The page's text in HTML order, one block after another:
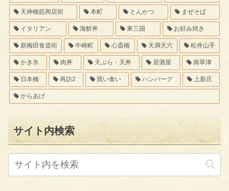
天神橋筋商店街 本町 とんかつ まぜそば
イタリアン 海鮮丼 東三国 お好み焼き
新梅田食道街 中崎町 心斎橋 天満天六 松井山手
かき氷 肉丼 天ぷら・天丼 居酒屋 南草津
日本橋 再訪2 買い食い ハンバーグ 上新庄
からあげ
サイト内検索